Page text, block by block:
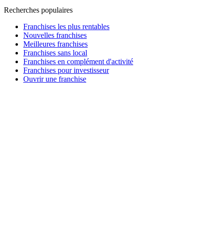
Recherches populaires
Franchises les plus rentables
Nouvelles franchises
Meilleures franchises
Franchises sans local
Franchises en complément d'activité
Franchises pour investisseur
Ouvrir une franchise